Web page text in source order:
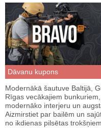
Dāvanu kupons
Modernākā šautuve Baltijā,
Rīgas vecākajiem
modernāko interjeru un
Aizmirstiet par bailēm un
no ikdienas pilsētas